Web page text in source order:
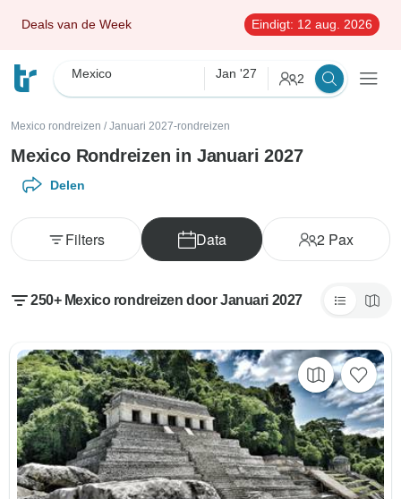
Deals van de Week Eindigt: 12 aug. 2026
Mexico Jan '27 2
Mexico rondreizen / Januari 2027-rondreizen
Mexico Rondreizen in Januari 2027
Delen
Data 2 Pax
Filters
250+ Mexico rondreizen door Januari 2027